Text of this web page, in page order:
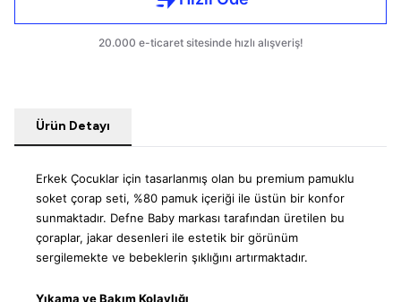
Ürün Detayı
Erkek Çocuklar için tasarlanmış olan bu premium pamuklu
soket çorap seti, %80 pamuk içeriği ile üstün bir konfor
sunmaktadır. Defne Baby markası tarafından üretilen bu
çoraplar, jakar desenleri ile estetik bir görünüm
sergilemekte ve bebeklerin şıklığını artırmaktadır.
Yıkama ve Bakım Kolaylığı